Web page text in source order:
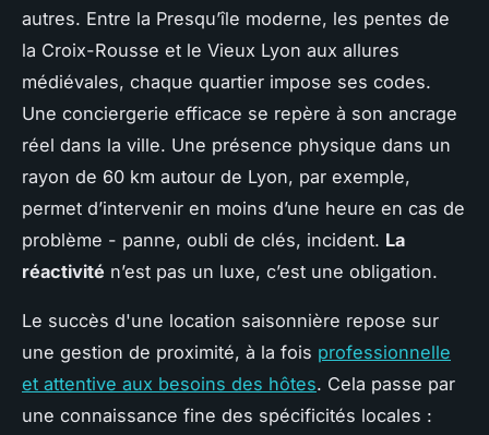
autres. Entre la Presqu’île moderne, les pentes de
la Croix-Rousse et le Vieux Lyon aux allures
médiévales, chaque quartier impose ses codes.
Une conciergerie efficace se repère à son ancrage
réel dans la ville. Une présence physique dans un
rayon de 60 km autour de Lyon, par exemple,
permet d’intervenir en moins d’une heure en cas de
problème - panne, oubli de clés, incident. La
réactivité n’est pas un luxe, c’est une obligation.
Le succès d'une location saisonnière repose sur
une gestion de proximité, à la fois professionnelle
et attentive aux besoins des hôtes. Cela passe par
une connaissance fine des spécificités locales :